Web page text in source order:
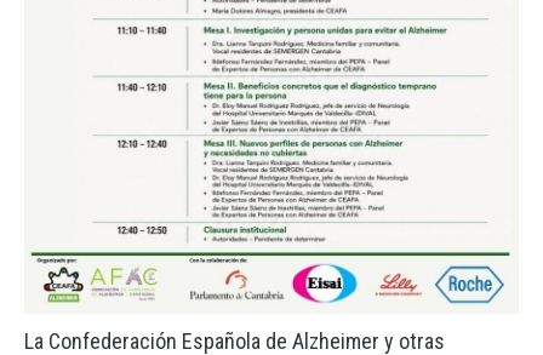
La Confederación Española de Alzheimer y otras